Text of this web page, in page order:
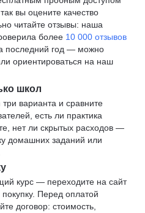
вы оцените качество
читайте отзывы: наша
более 10 000 отзывов
последний год — можно
ориентироваться на наш
школ
варианта и сравните
есть ли практика
нет ли скрытых расходов —
домашних заданий или
курс — переходите на сайт
Перед оплатой
договор: стоимость,